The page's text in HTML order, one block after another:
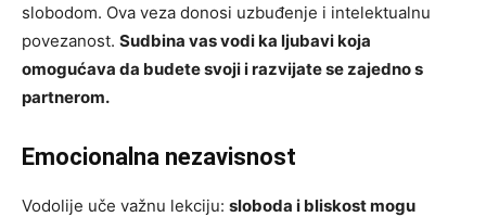
slobodom. Ova veza donosi uzbuđenje i intelektualnu
povezanost. Sudbina vas vodi ka ljubavi koja
omogućava da budete svoji i razvijate se zajedno s
partnerom.
Emocionalna nezavisnost
Vodolije uče važnu lekciju: sloboda i bliskost mogu